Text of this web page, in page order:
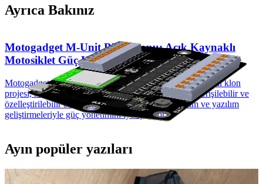
Ayrıca Bakınız
Motogadget M-Unit Blue Klonu: Açık Kaynaklı
Motosiklet Güç Kontrolü ve Modernizasyonu
Motogadget M-Unit Blue'nun açık kaynaklı ESP32 tabanlı klon
projesi, motosiklet güç kontrolünü modernize ederek erişilebilir ve
özelleştirilebilir bir alternatif sunuyor. Proje donanım ve yazılım
geliştirmeleriyle güç yönetimini iyileştiriyor.
Ayın popüler yazıları